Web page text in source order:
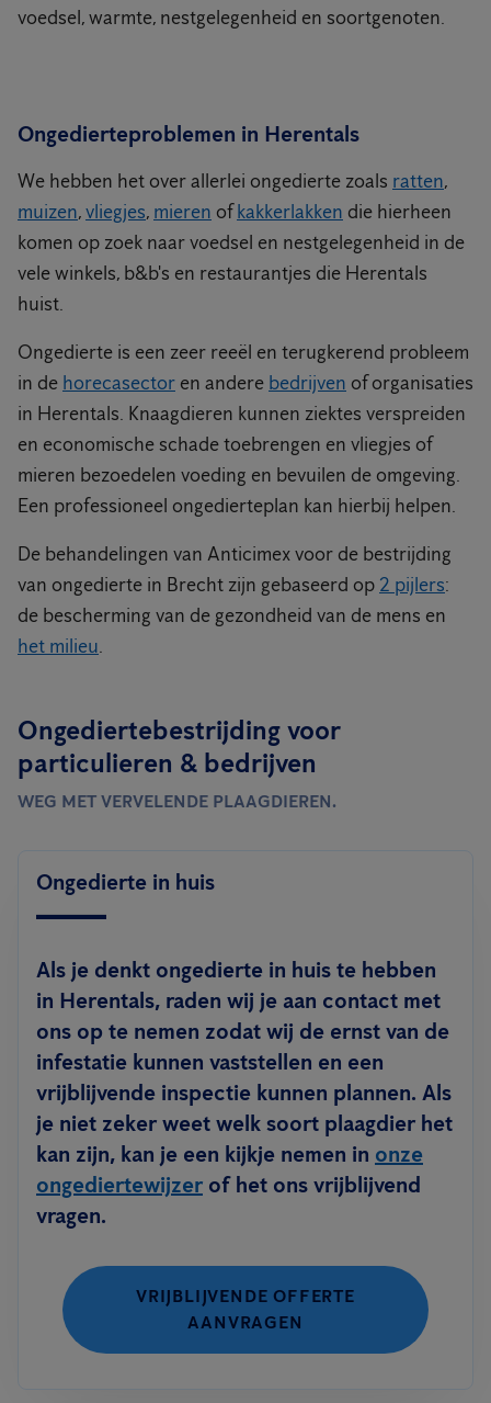
voedsel, warmte, nestgelegenheid en soortgenoten.
Ongedierteproblemen in Herentals
We hebben het over allerlei ongedierte zoals ratten,
muizen,vliegjes, mieren ofkakkerlakken die hierheen
komen op zoek naar voedsel en nestgelegenheid in de
vele winkels, b&b's en restaurantjes die Herentals
huist.
Ongedierte is een zeer reeël en terugkerend probleem
in de horecasector en andere bedrijven of organisaties
in Herentals. Knaagdieren kunnen ziektes verspreiden
en economische schade toebrengen en vliegjes of
mieren bezoedelen voeding en bevuilen de omgeving.
Een professioneel ongedierteplan kan hierbij helpen.
De behandelingen van Anticimex voor de bestrijding
van ongedierte in Brecht zijn gebaseerd op 2 pijlers:
de bescherming van de gezondheid van de mens en
het milieu.
Ongediertebestrijding voor
particulieren & bedrijven
WEG MET VERVELENDE PLAAGDIEREN.
Ongedierte in huis
Als je denkt ongedierte in huis te hebben
in Herentals, raden wij je aan contact met
ons op te nemen zodat wij de ernst van de
infestatie kunnen vaststellen en een
vrijblijvende inspectie kunnen plannen. Als
je niet zeker weet welk soort plaagdier het
kan zijn, kan je een kijkje nemen in onze
ongediertewijzer of het ons vrijblijvend
vragen.
VRIJBLIJVENDE OFFERTE
AANVRAGEN